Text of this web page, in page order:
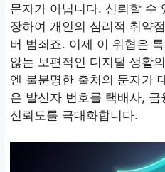
문자가 아닙니다. 신뢰할 수
장하여 개인의 심리적 취약
버 범죄죠. 이제 이 위협은
않는 보편적인 디지털 생활
엔 불분명한 출처의 문자가
은 발신자 번호를 택배사,
신뢰도를 극대화합니다.